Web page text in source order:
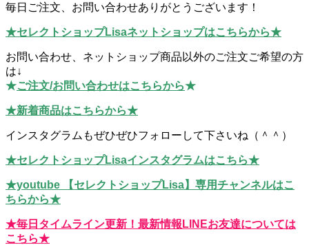
毎日ご注文、お問い合わせありがとうございます！
★セレクトショップLisaネットショップはこちらから★
お問い合わせ、ネットショップ商品以外のご注文ご希望の方
は↓
★ご注文/お問い合わせはこちらから★
★新着商品はこちらから★
インスタグラムもぜひぜひフォローして下さいね（＾＾）
★セレクトショップLisaインスタグラムはこちら★
★youtube 【セレクトショップLisa】専用チャンネルはこ
ちらから★
★毎日タイムライン更新！最新情報LINEお友達については
こちら★